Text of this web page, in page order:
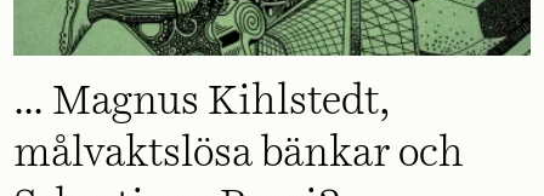
... Magnus Kihlstedt,
målvaktslösa bänkar och